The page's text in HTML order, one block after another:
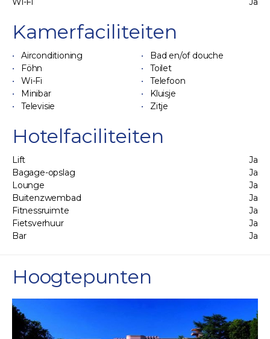
Kamerfaciliteiten
Airconditioning
Bad en/of douche
Föhn
Toilet
Wi-Fi
Telefoon
Minibar
Kluisje
Televisie
Zitje
Hotelfaciliteiten
Lift
Ja
Bagage-opslag
Ja
Lounge
Ja
Buitenzwembad
Ja
Fitnessruimte
Ja
Fietsverhuur
Ja
Bar
Ja
Hoogtepunten